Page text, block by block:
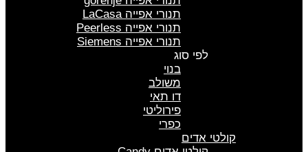
תנורי אפייה LaCasa
תנורי אפייה Peerless
תנורי אפייה Siemens
לפי סוג
בנוי
משולב
דו תאי
פירוליטי
כפרי
קולטי אדים